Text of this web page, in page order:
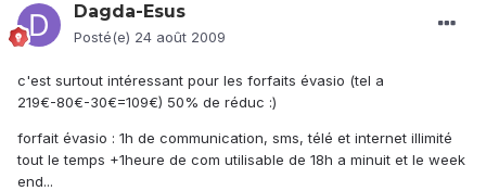
Dagda-Esus
Posté(e) 24 août 2009
c'est surtout intéressant pour les forfaits évasio (tel a
219€-80€-30€=109€) 50% de réduc :)
forfait évasio : 1h de communication, sms, télé et internet illimité
tout le temps +1heure de com utilisable de 18h a minuit et le week
end...